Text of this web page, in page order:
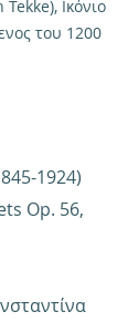
Ικόνιο
του 1200
1924)
Op. 56,